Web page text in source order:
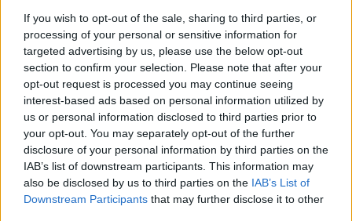
If you wish to opt-out of the sale, sharing to third parties, or
processing of your personal or sensitive information for
targeted advertising by us, please use the below opt-out
section to confirm your selection. Please note that after your
opt-out request is processed you may continue seeing
interest-based ads based on personal information utilized by
us or personal information disclosed to third parties prior to
your opt-out. You may separately opt-out of the further
disclosure of your personal information by third parties on the
IAB’s list of downstream participants. This information may
also be disclosed by us to third parties on the IAB’s List of
Downstream Participants that may further disclose it to other
Vivemos num contexto imprevisível, mas as pessoas
procuram sobretudo sentir-se consideradas e
valorizadas. Devemos ser empáticos e investir tempo
para ouvir as pessoas no verdadeiro sentido do verbo.
A partir daí é importante termos coragem de
transformar esse feedback em ações efetivas e que as
possam ajudar a sentir maior conforto neste momento.
Tudo isto sem nunca desvirtuar verdade e estimulando
a cultura genuína da empresa, pois apenas essa
autenticidade será capaz de despertar uma ligação
forte entre as pessoas e a organização.